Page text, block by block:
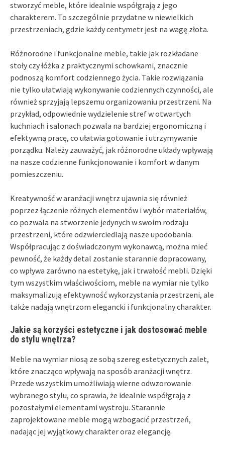
stworzyć meble, które idealnie współgrają z jego
charakterem. To szczególnie przydatne w niewielkich
przestrzeniach, gdzie każdy centymetr jest na wagę złota.
Różnorodne i funkcjonalne meble, takie jak rozkładane
stoły czy łóżka z praktycznymi schowkami, znacznie
podnoszą komfort codziennego życia. Takie rozwiązania
nie tylko ułatwiają wykonywanie codziennych czynności, ale
również sprzyjają lepszemu organizowaniu przestrzeni. Na
przykład, odpowiednie wydzielenie stref w otwartych
kuchniach i salonach pozwala na bardziej ergonomiczną i
efektywną pracę, co ułatwia gotowanie i utrzymywanie
porządku. Należy zauważyć, jak różnorodne układy wpływają
na nasze codzienne funkcjonowanie i komfort w danym
pomieszczeniu.
Kreatywność w aranżacji wnętrz ujawnia się również
poprzez łączenie różnych elementów i wybór materiałów,
co pozwala na stworzenie jedynych w swoim rodzaju
przestrzeni, które odzwierciedlają nasze upodobania.
Współpracując z doświadczonym wykonawcą, można mieć
pewność, że każdy detal zostanie starannie dopracowany,
co wpływa zarówno na estetykę, jak i trwałość mebli. Dzięki
tym wszystkim właściwościom, meble na wymiar nie tylko
maksymalizują efektywność wykorzystania przestrzeni, ale
także nadają wnętrzom elegancki i funkcjonalny charakter.
Jakie są korzyści estetyczne i jak dostosować meble
do stylu wnętrza?
Meble na wymiar niosą ze sobą szereg estetycznych zalet,
które znacząco wpływają na sposób aranżacji wnętrz.
Przede wszystkim umożliwiają wierne odwzorowanie
wybranego stylu, co sprawia, że idealnie współgrają z
pozostałymi elementami wystroju. Starannie
zaprojektowane meble mogą wzbogacić przestrzeń,
nadając jej wyjątkowy charakter oraz elegancję.